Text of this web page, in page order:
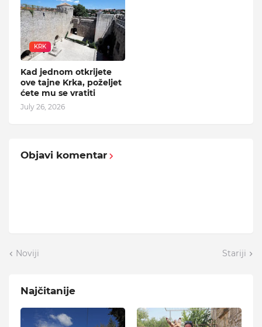
KRK
Kad jednom otkrijete
ove tajne Krka, poželjet
ćete mu se vratiti
July 26, 2026
Objavi komentar
Noviji Stariji
Najčitanije